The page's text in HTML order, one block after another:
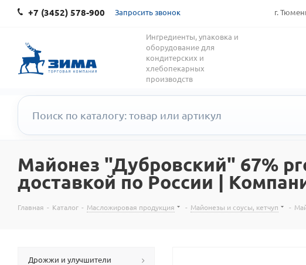
+7 (3452) 578-900 Запросить звонок г.
Ингредиенты, упаковка и
оборудование для
кондитерских и
хлебопекарных
производств
Майонез "Дубровский" 67%
доставкой по России |
Главная - Каталог - Масложировая продукция - Майонезы и соусы, кетчуп -
Дрожжи и улучшители